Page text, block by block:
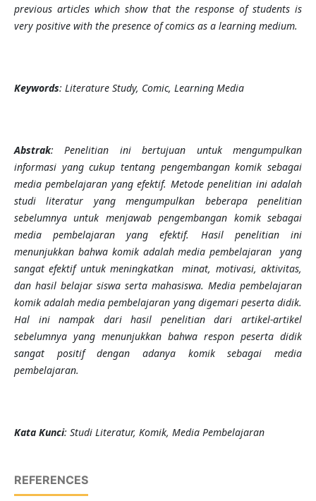
previous articles which show that the response of students is
very positive with the presence of comics as a learning medium.
Keywords: Literature Study, Comic, Learning Media
Abstrak: Penelitian ini bertujuan untuk mengumpulkan
informasi yang cukup tentang pengembangan komik sebagai
media pembelajaran yang efektif. Metode penelitian ini adalah
studi literatur yang mengumpulkan beberapa penelitian
sebelumnya untuk menjawab pengembangan komik sebagai
media pembelajaran yang efektif. Hasil penelitian ini
menunjukkan bahwa komik adalah media pembelajaran yang
sangat efektif untuk meningkatkan minat, motivasi, aktivitas,
dan hasil belajar siswa serta mahasiswa. Media pembelajaran
komik adalah media pembelajaran yang digemari peserta didik.
Hal ini nampak dari hasil penelitian dari artikel-artikel
sebelumnya yang menunjukkan bahwa respon peserta didik
sangat positif dengan adanya komik sebagai media
pembelajaran.
Kata Kunci: Studi Literatur, Komik, Media Pembelajaran
REFERENCES